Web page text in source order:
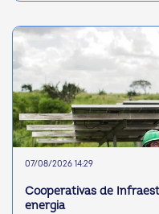
07/08/2026 14:29
Cooperativas de
energia